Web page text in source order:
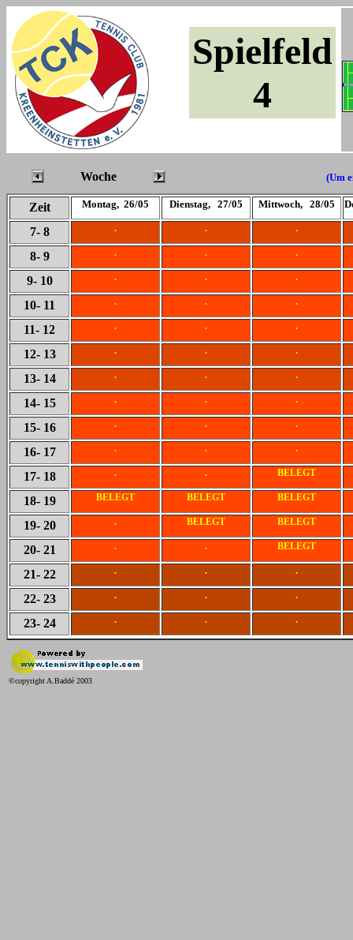
Spielfeld
4
Woche (Um
Zeit Montag, 26/05 Dienstag, 27/05 Mittwoch, 28/05
7- 8 . . .
8- 9 . . .
9- 10 . . .
10- 11 . . .
11- 12 . . .
12- 13 . . .
13- 14 . . .
14- 15 . . .
15- 16 . . .
16- 17 . . .
17- 18 . . BELEGT
18- 19 BELEGT BELEGT BELEGT
19- 20 . BELEGT BELEGT
20- 21 . . BELEGT
21- 22 . . .
22- 23 . . .
23- 24 . . .
©copyright A.Baddé 2003